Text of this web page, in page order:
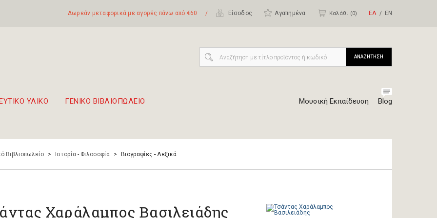
Δωρεάν μεταφορικά με αγορές πάνω από €60 / Είσοδος Αγαπημένα Καλάθι (0) ΕΛ ΕΝ
ΥΛΙΚΟ ΓΕΝΙΚΟ ΒΙΒΛΙΟΠΩΛΕΙΟ Μουσική Εκπαίδευση Blog
ΑΝΑΖΗΤΗΣΗ
Βιβλιοπωλείο > Ιστορία - Φιλοσοφία > Βιογραφίες - Λεξικά
Χαράλαμπος Βασιλειάδης